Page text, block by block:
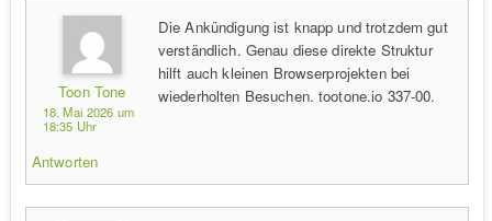
Toon Tone
18. Mai 2026 um
18:35 Uhr
Die Ankündigung ist knapp und trotzdem gut
verständlich. Genau diese direkte Struktur
hilft auch kleinen Browserprojekten bei
wiederholten Besuchen. tootone.io 337-00.
Antworten